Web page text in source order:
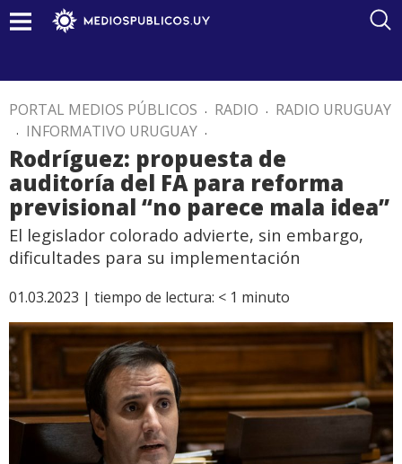
PORTAL MEDIOS PÚBLICOS . RADIO . RADIO URUGUAY
. INFORMATIVO URUGUAY .
Rodríguez: propuesta de
auditoría del FA para reforma
previsional “no parece mala idea”
El legislador colorado advierte, sin embargo,
dificultades para su implementación
01.03.2023 | tiempo de lectura: < 1 minuto